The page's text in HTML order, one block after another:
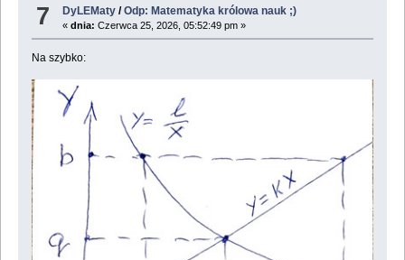
7 DyLEMaty /Odp: Matematyka królowa nauk ;)
«dnia: Czerwca 25, 2026, 05:52:49 pm »
Na szybko: